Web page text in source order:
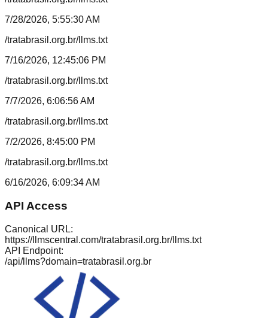
7/28/2026, 5:55:30 AM
/tratabrasil.org.br/llms.txt
7/16/2026, 12:45:06 PM
/tratabrasil.org.br/llms.txt
7/7/2026, 6:06:56 AM
/tratabrasil.org.br/llms.txt
7/2/2026, 8:45:00 PM
/tratabrasil.org.br/llms.txt
6/16/2026, 6:09:34 AM
API Access
Canonical URL:
https://llmscentral.com/tratabrasil.org.br/llms.txt
API Endpoint:
/api/llms?domain=tratabrasil.org.br